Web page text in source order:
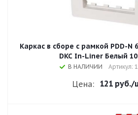
Каркас в сборе с рамкой PDD-N
DKC In-Liner Белый
В НАЛИЧИИ Артикул:
Цена: 121 руб./